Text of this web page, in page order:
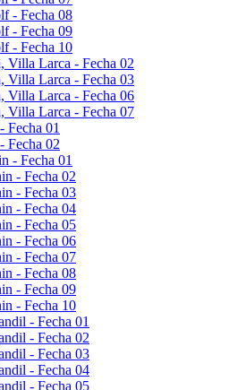
- Fecha 08
- Fecha 09
- Fecha 10
Villa Larca - Fecha 02
Villa Larca - Fecha 03
Villa Larca - Fecha 06
Villa Larca - Fecha 07
Fecha 01
Fecha 02
- Fecha 01
- Fecha 02
- Fecha 03
- Fecha 04
- Fecha 05
- Fecha 06
- Fecha 07
- Fecha 08
- Fecha 09
- Fecha 10
- Fecha 01
- Fecha 02
- Fecha 03
- Fecha 04
- Fecha 05